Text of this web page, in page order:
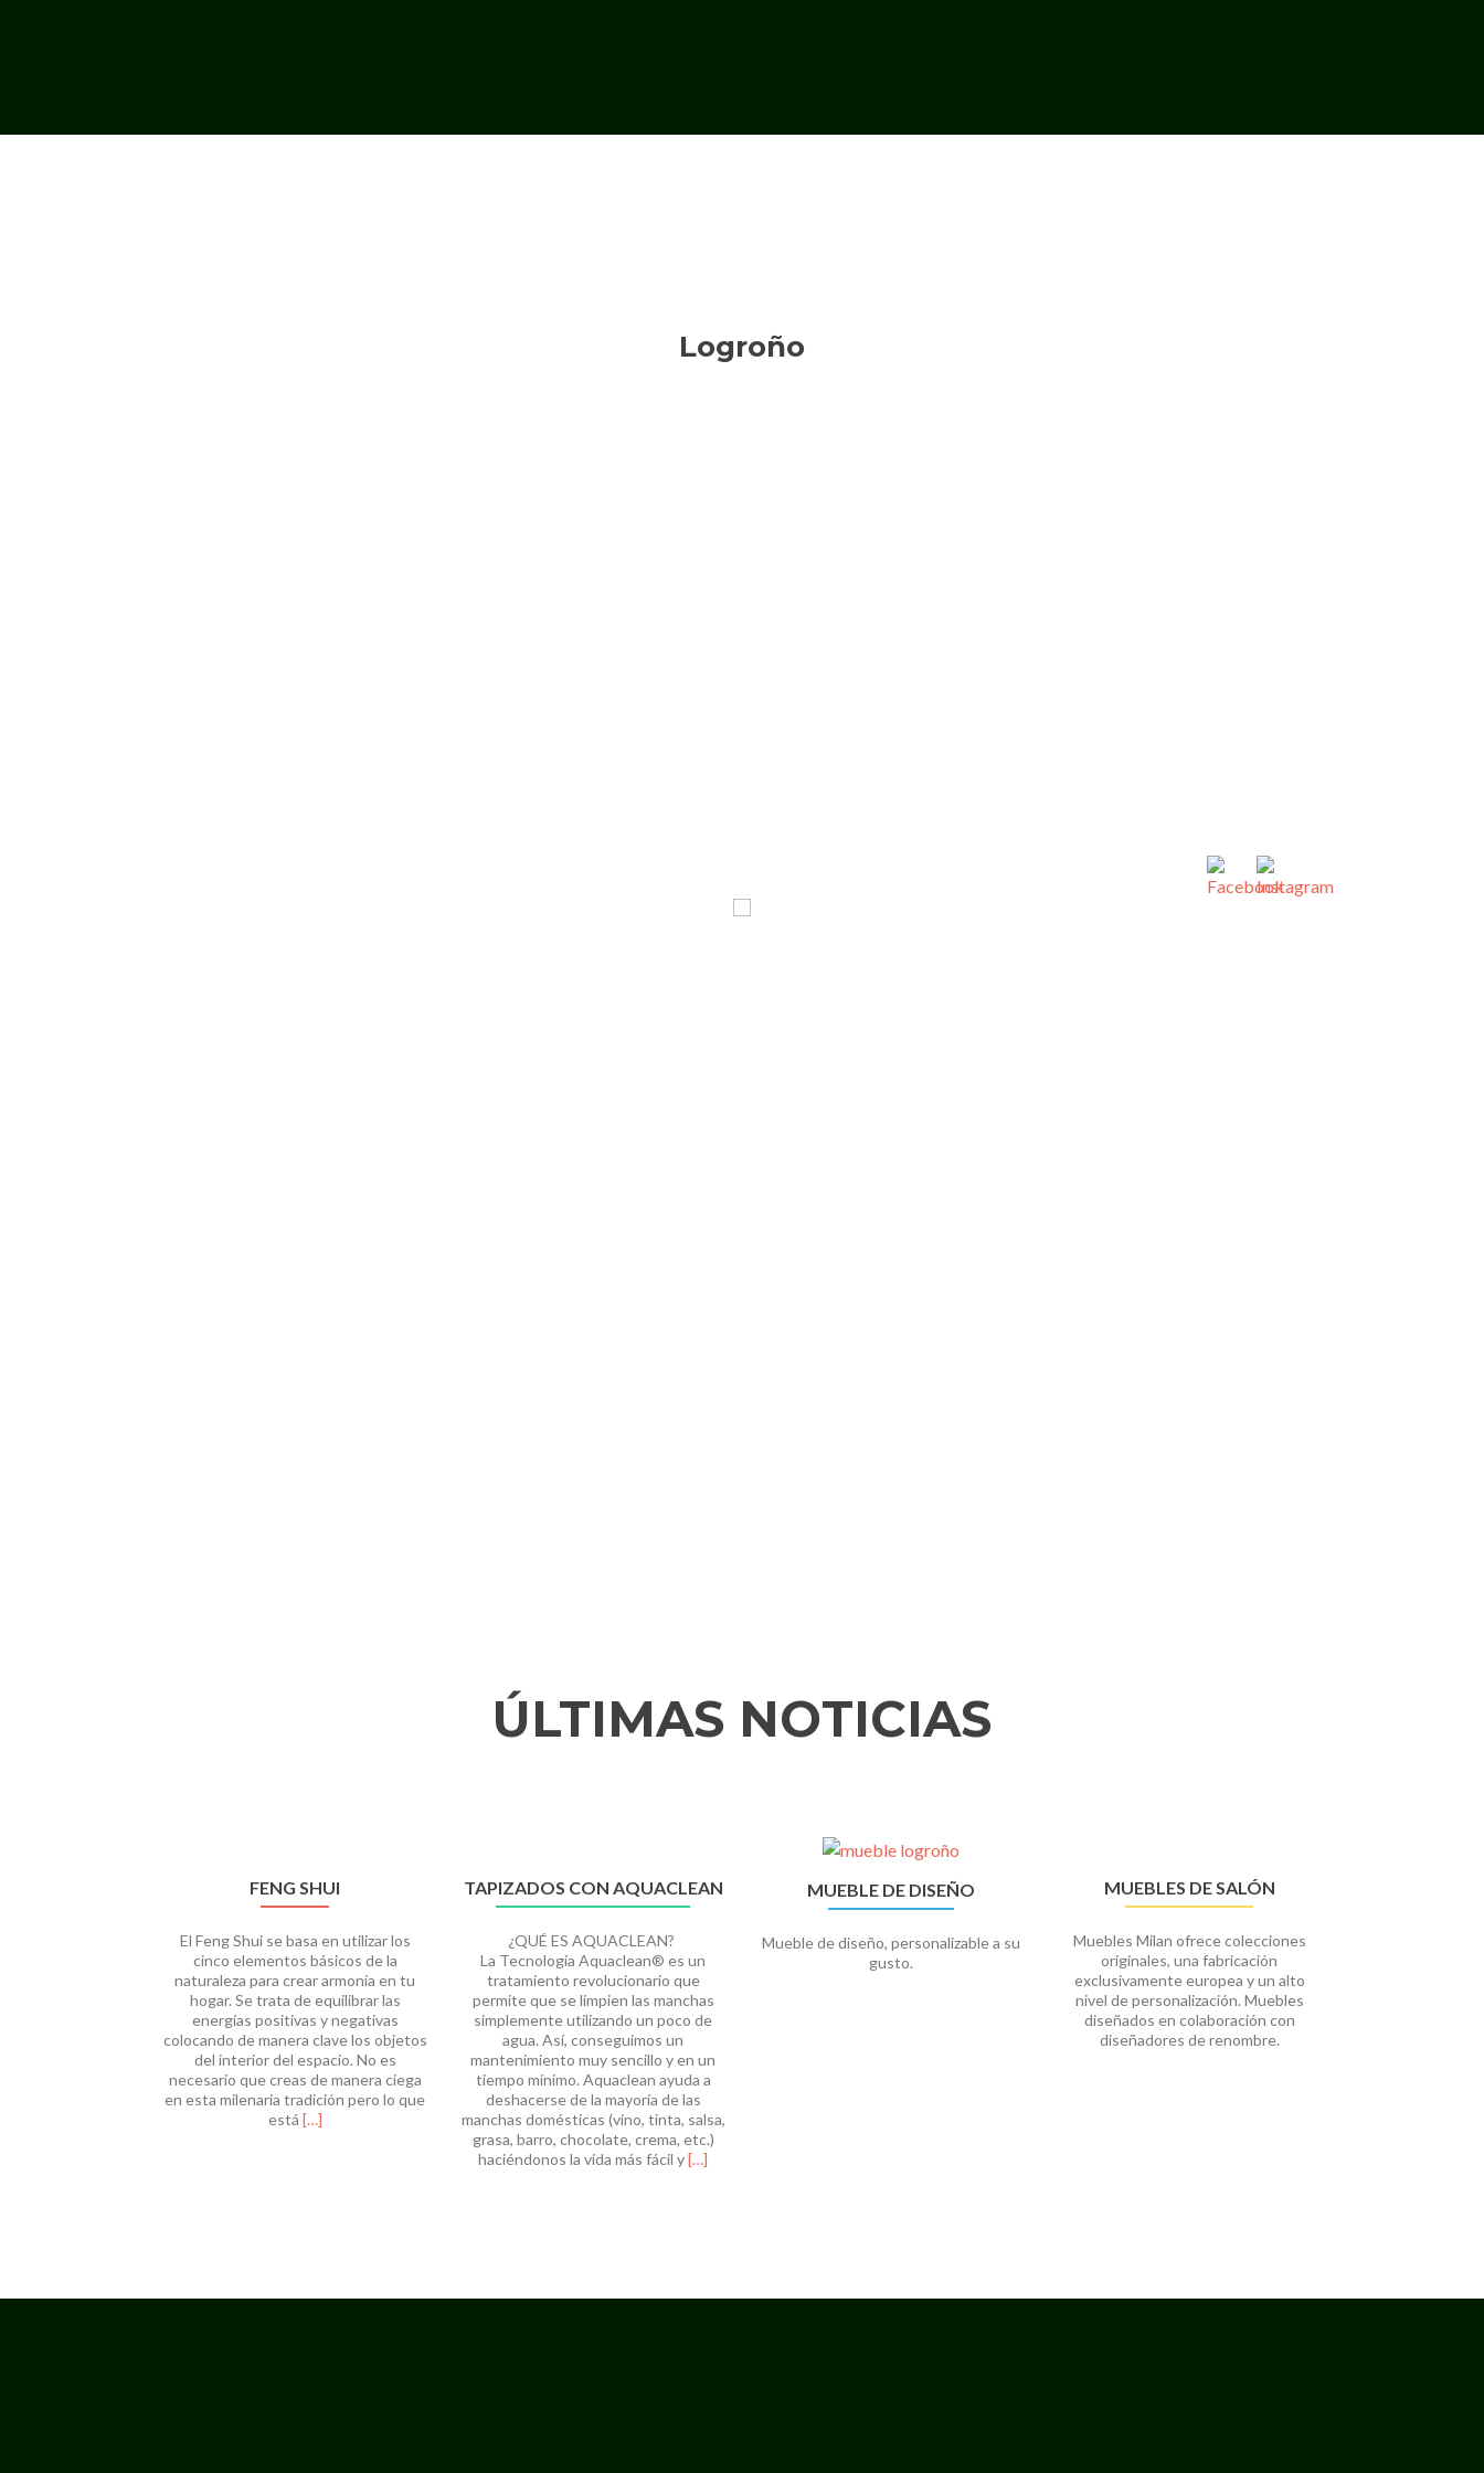
Logroño
ÚLTIMAS NOTICIAS
FENG SHUI
El Feng Shui se basa en utilizar los
cinco elementos básicos de la
naturaleza para crear armonía en tu
hogar. Se trata de equilibrar las
energías positivas y negativas
colocando de manera clave los objetos
del interior del espacio. No es
necesario que creas de manera ciega
en esta milenaria tradición pero lo que
está Leer
[…]
TAPIZADOS CON AQUACLEAN
¿QUÉ ES AQUACLEAN?
La Tecnología Aquaclean® es un
tratamiento revolucionario que
permite que se limpien las manchas
simplemente utilizando un poco de
agua. Así, conseguimos un
mantenimiento muy sencillo y en un
tiempo mínimo. Aquaclean ayuda a
deshacerse de la mayoría de las
manchas domésticas (vino, tinta, salsa,
grasa, barro, chocolate, crema, etc.)
haciéndonos la vida más fácil yLeer
[…]
MUEBLE DE DISEÑO
Mueble de diseño, personalizable a su
gusto.
MUEBLES DE SALÓN
Muebles Milan ofrece colecciones
originales, una fabricación
exclusivamente europea y un alto
nivel de personalización. Muebles
diseñados en colaboración con
diseñadores de renombre.